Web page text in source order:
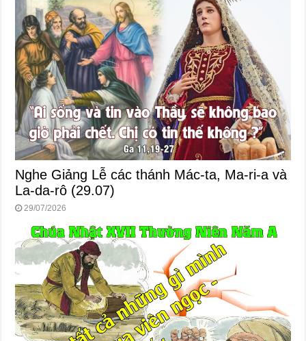
Nghe Giảng Lễ các thánh Mác-ta, Ma-ri-a và
La-da-rô (29.07)
29/07/2026